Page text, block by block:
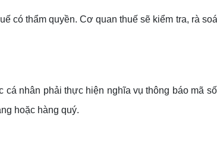
có thẩm quyền. Cơ quan thuế sẽ kiểm tra, rà
nhân phải thực hiện nghĩa vụ thông báo mã
hoặc hàng quý.